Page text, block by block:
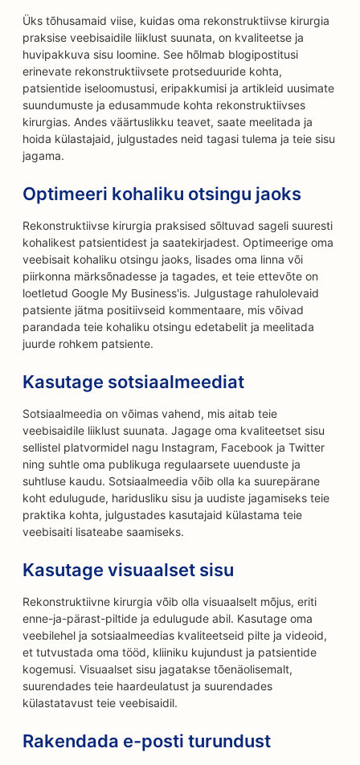
Üks tõhusamaid viise, kuidas oma rekonstruktiivse kirurgia
praksise veebisaidile liiklust suunata, on kvaliteetse ja
huvipakkuva sisu loomine. See hõlmab blogipostitusi
erinevate rekonstruktiivsete protseduuride kohta,
patsientide iseloomustusi, eripakkumisi ja artikleid uusimate
suundumuste ja edusammude kohta rekonstruktiivses
kirurgias. Andes väärtuslikku teavet, saate meelitada ja
hoida külastajaid, julgustades neid tagasi tulema ja teie sisu
jagama.
Optimeeri kohaliku otsingu jaoks
Rekonstruktiivse kirurgia praksised sõltuvad sageli suuresti
kohalikest patsientidest ja saatekirjadest. Optimeerige oma
veebisait kohaliku otsingu jaoks, lisades oma linna või
piirkonna märksõnadesse ja tagades, et teie ettevõte on
loetletud Google My Business'is. Julgustage rahulolevaid
patsiente jätma positiivseid kommentaare, mis võivad
parandada teie kohaliku otsingu edetabelit ja meelitada
juurde rohkem patsiente.
Kasutage sotsiaalmeediat
Sotsiaalmeedia on võimas vahend, mis aitab teie
veebisaidile liiklust suunata. Jagage oma kvaliteetset sisu
sellistel platvormidel nagu Instagram, Facebook ja Twitter
ning suhtle oma publikuga regulaarsete uuenduste ja
suhtluse kaudu. Sotsiaalmeedia võib olla ka suurepärane
koht edulugude, haridusliku sisu ja uudiste jagamiseks teie
praktika kohta, julgustades kasutajaid külastama teie
veebisaiti lisateabe saamiseks.
Kasutage visuaalset sisu
Rekonstruktiivne kirurgia võib olla visuaalselt mõjus, eriti
enne-ja-pärast-piltide ja edulugude abil. Kasutage oma
veebilehel ja sotsiaalmeedias kvaliteetseid pilte ja videoid,
et tutvustada oma tööd, kliiniku kujundust ja patsientide
kogemusi. Visuaalset sisu jagatakse tõenäolisemalt,
suurendades teie haardeulatust ja suurendades
külastatavust teie veebisaidil.
Rakendada e-posti turundust